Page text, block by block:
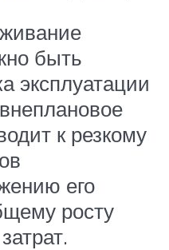
быть
эксплуатации
к резкому
его
росту